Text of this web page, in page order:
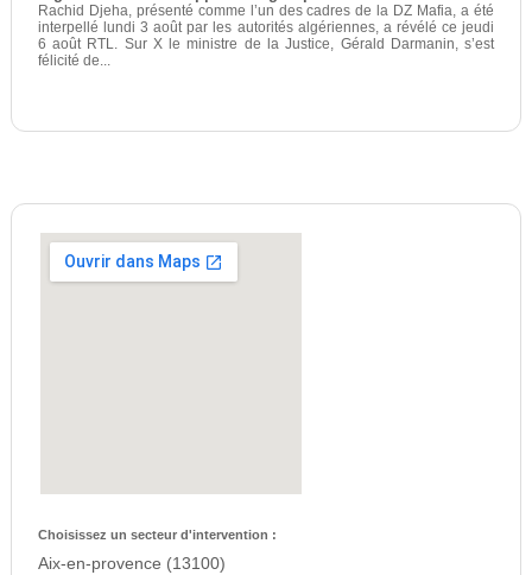
Rachid Djeha, présenté comme l’un des cadres de la DZ Mafia, a été
interpellé lundi 3 août par les autorités algériennes, a révélé ce jeudi
6 août RTL. Sur X le ministre de la Justice, Gérald Darmanin, s’est
félicité de...
Choisissez un secteur d'intervention :
Aix-en-provence (13100)